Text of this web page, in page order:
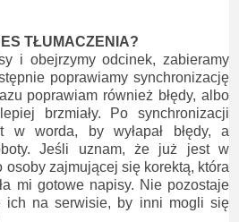
TŁUMACZENIA?
i obejrzymy odcinek, zabieramy
poprawiamy synchronizację
poprawiam również błędy, albo
brzmiały. Po synchronizacji
w worda, by wyłapał błędy, a
Jeśli uznam, że już jest w
osoby zajmującej się korektą, która
mi gotowe napisy. Nie pozostaje
ich na serwisie, by inni mogli się